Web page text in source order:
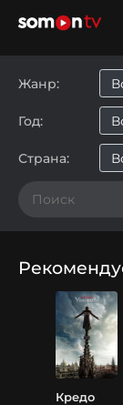
Жанр:
Год:
Страна:
Кредо